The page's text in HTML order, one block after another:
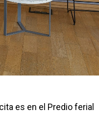
es en el Predio ferial